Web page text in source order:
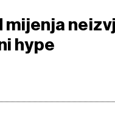
mijenja
hype